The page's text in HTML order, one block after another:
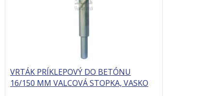
VRTÁK PRÍKLEPOVÝ DO BETÓNU
16/150 MM VALCOVÁ STOPKA, VASKO